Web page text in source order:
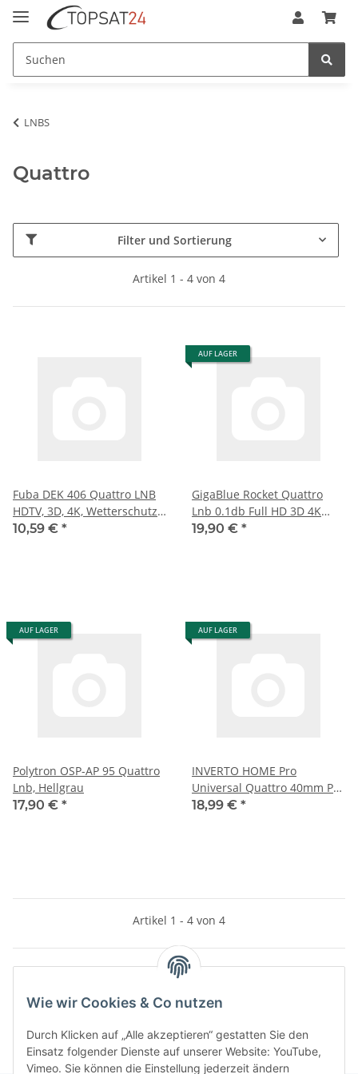
Wie wir Cookies & Co nutzen
Durch Klicken auf „Alle akzeptieren“ gestatten Sie den
Einsatz folgender Dienste auf unserer Website: YouTube,
Vimeo. Sie können die Einstellung jederzeit ändern
LNBS
Quattro
Filter und Sortierung
Artikel 1 - 4 von 4
Fuba DEK 406 Quattro LNB
HDTV, 3D, 4K, Wetterschutz
für Multischalter, Grau
10,59 € *
AUF LAGER
GigaBlue Rocket Quattro
Lnb 0.1db Full HD 3D 4K
Wetterschutz ausziehbar
19,90 € *
AUF LAGER
Polytron OSP-AP 95 Quattro
Lnb, Hellgrau
17,90 € *
AUF LAGER
INVERTO HOME Pro
Universal Quattro 40mm PLL
LNB
18,99 € *
Artikel 1 - 4 von 4
Kategorien